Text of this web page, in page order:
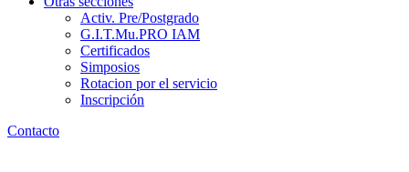
Activ. Pre/Postgrado
G.I.T.Mu.PRO IAM
Certificados
Simposios
Rotacion por el servicio
Inscripción
Contacto